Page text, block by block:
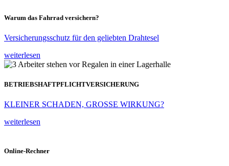
Warum das Fahrrad versichern?
Versicherungsschutz für den geliebten Drahtesel
weiterlesen
BETRIEBSHAFTPFLICHTVERSICHERUNG
KLEINER SCHADEN, GROSSE WIRKUNG?
weiterlesen
Online-Rechner